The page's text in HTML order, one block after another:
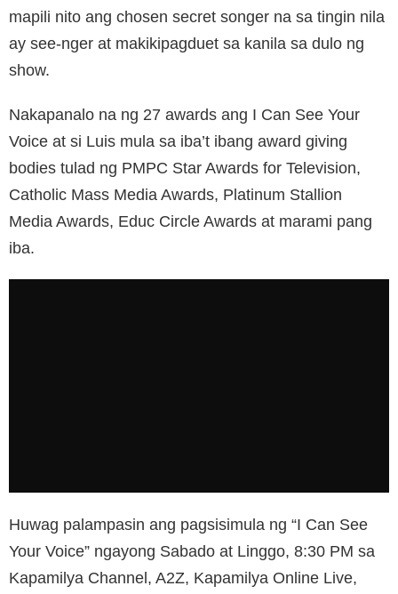
mapili nito ang chosen secret songer na sa tingin nila
ay see-nger at makikipagduet sa kanila sa dulo ng
show.
Nakapanalo na ng 27 awards ang I Can See Your
Voice at si Luis mula sa iba’t ibang award giving
bodies tulad ng PMPC Star Awards for Television,
Catholic Mass Media Awards, Platinum Stallion
Media Awards, Educ Circle Awards at marami pang
iba.
Huwag palampasin ang pagsisimula ng “I Can See
Your Voice” ngayong Sabado at Linggo, 8:30 PM sa
Kapamilya Channel, A2Z, Kapamilya Online Live,